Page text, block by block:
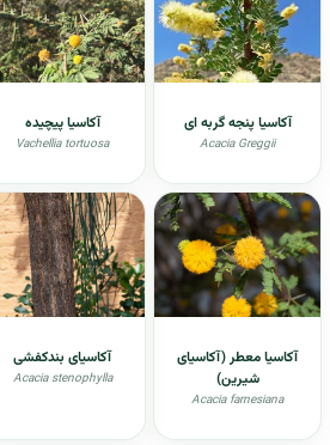
آکاسیا پنجه گربه ای
Acacia Greggii
آکاسیا پیچیده
Vachellia tortuosa
آکاسیا معطر (آکاسیای
شیرین)
Acacia farnesiana
آکاسیای بندکفشی
Acacia stenophylla